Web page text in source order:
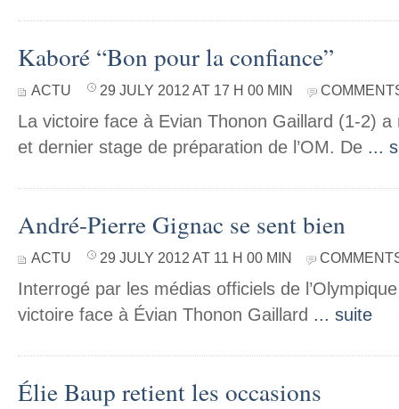
Kaboré “Bon pour la confiance”
ACTU 29 JULY 2012 AT 17 H 00 MIN
La victoire face à Evian Thonon Gaillard (1-2)
et dernier stage de préparation de l’OM. De ...
André-Pierre Gignac se sent bien
ACTU 29 JULY 2012 AT 11 H 00 MIN
Interrogé par les médias officiels de
victoire face à Évian Thonon Gaillard ... suite
Élie Baup retient les occasions